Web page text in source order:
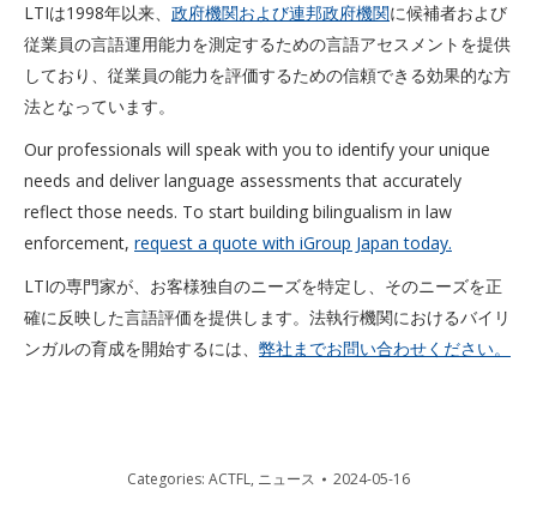
LTIは1998年以来、 政府機関および連邦政府機関に候補者および
従業員の言語運用能力を測定するための言語アセスメントを提供
しており、従業員の能力を評価するための信頼できる効果的な方
法となっています。
Our professionals will speak with you to identify your unique
needs and deliver language assessments that accurately
reflect those needs. To start building bilingualism in law
enforcement, request a quote with iGroup Japan today.
LTIの専門家が、お客様独自のニーズを特定し、そのニーズを正
確に反映した言語評価を提供します。法執行機関におけるバイリ
ンガルの育成を開始するには、 弊社までお問い合わせください。
Categories: ACTFL, ニュース 2024-05-16